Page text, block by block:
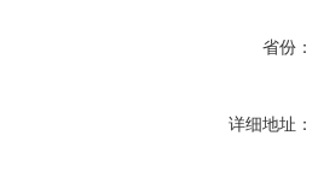
省份：
详细地址：